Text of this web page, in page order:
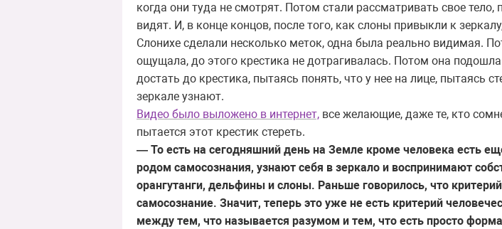
когда они туда не смотрят. Потом стали рассматривать свое
видят. И, в конце концов, после того, как слоны привыкли к
Слонихе сделали несколько меток, одна была реально видимая.
ощущала, до этого крестика не дотрагивалась. Потом она
достать до крестика, пытаясь понять, что у нее на лице, пытаясь
зеркале узнают.
Видео было выложено в интернет, все желающие, даже те, кто
пытается этот крестик стереть.
— То есть на сегодняшний день на Земле кроме человека есть
родом самосознания, узнают себя в зеркало и воспринимают
орангутанги, дельфины и слоны. Раньше говорилось, что
самосознание. Значит, теперь это уже не есть критерий
между тем, что называется разумом и тем, что есть просто